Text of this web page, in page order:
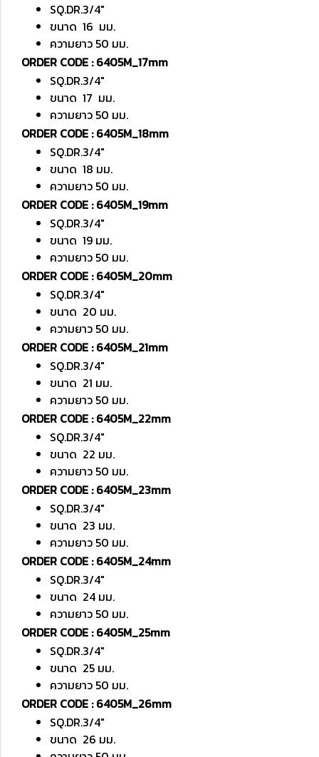
SQ.DR.3/4"
ขนาด 16 มม.
ความยาว 50 มม.
ORDER CODE : 6405M_17mm
SQ.DR.3/4"
ขนาด 17 มม.
ความยาว 50 มม.
ORDER CODE : 6405M_18mm
SQ.DR.3/4"
ขนาด 18 มม.
ความยาว 50 มม.
ORDER CODE : 6405M_19mm
SQ.DR.3/4"
ขนาด 19 มม.
ความยาว 50 มม.
ORDER CODE : 6405M_20mm
SQ.DR.3/4"
ขนาด 20 มม.
ความยาว 50 มม.
ORDER CODE : 6405M_21mm
SQ.DR.3/4"
ขนาด 21 มม.
ความยาว 50 มม.
ORDER CODE : 6405M_22mm
SQ.DR.3/4"
ขนาด 22 มม.
ความยาว 50 มม.
ORDER CODE : 6405M_23mm
SQ.DR.3/4"
ขนาด 23 มม.
ความยาว 50 มม.
ORDER CODE : 6405M_24mm
SQ.DR.3/4"
ขนาด 24 มม.
ความยาว 50 มม.
ORDER CODE : 6405M_25mm
SQ.DR.3/4"
ขนาด 25 มม.
ความยาว 50 มม.
ORDER CODE : 6405M_26mm
SQ.DR.3/4"
ขนาด 26 มม.